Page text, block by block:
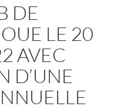
DE
LE 20
AVEC
D’UNE